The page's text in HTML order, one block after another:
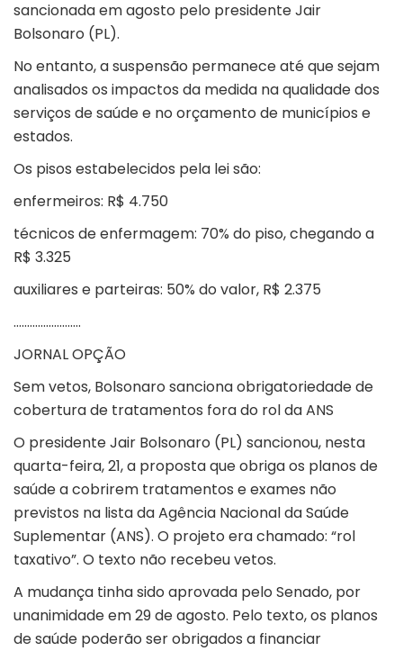
sancionada em agosto pelo presidente Jair
Bolsonaro (PL).
No entanto, a suspensão permanece até que sejam
analisados os impactos da medida na qualidade dos
serviços de saúde e no orçamento de municípios e
estados.
Os pisos estabelecidos pela lei são:
enfermeiros: R$ 4.750
técnicos de enfermagem: 70% do piso, chegando a
R$ 3.325
auxiliares e parteiras: 50% do valor, R$ 2.375
…………………….
JORNAL OPÇÃO
Sem vetos, Bolsonaro sanciona obrigatoriedade de
cobertura de tratamentos fora do rol da ANS
O presidente Jair Bolsonaro (PL) sancionou, nesta
quarta-feira, 21, a proposta que obriga os planos de
saúde a cobrirem tratamentos e exames não
previstos na lista da Agência Nacional da Saúde
Suplementar (ANS). O projeto era chamado: “rol
taxativo”. O texto não recebeu vetos.
A mudança tinha sido aprovada pelo Senado, por
unanimidade em 29 de agosto. Pelo texto, os planos
de saúde poderão ser obrigados a financiar